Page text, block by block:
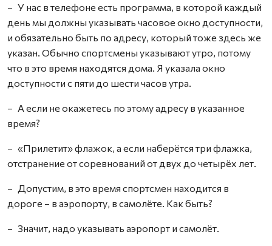
– У нас в телефоне есть программа, в которой каждый
день мы должны указывать часовое окно доступности,
и обязательно быть по адресу, который тоже здесь же
указан. Обычно спортсмены указывают утро, потому
что в это время находятся дома. Я указала окно
доступности с пяти до шести часов утра.
– А если не окажетесь по этому адресу в указанное
время?
– «Прилетит» флажок, а если наберётся три флажка,
отстранение от соревнований от двух до четырёх лет.
– Допустим, в это время спортсмен находится в
дороге – в аэропорту, в самолёте. Как быть?
– Значит, надо указывать аэропорт и самолёт.